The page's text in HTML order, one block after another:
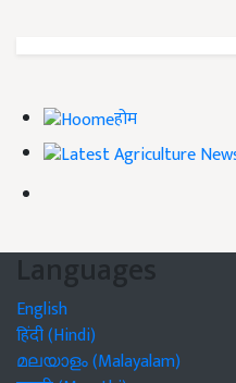
होम
Languages
English
हिंदी (Hindi)
മലയാളം (Malayalam)